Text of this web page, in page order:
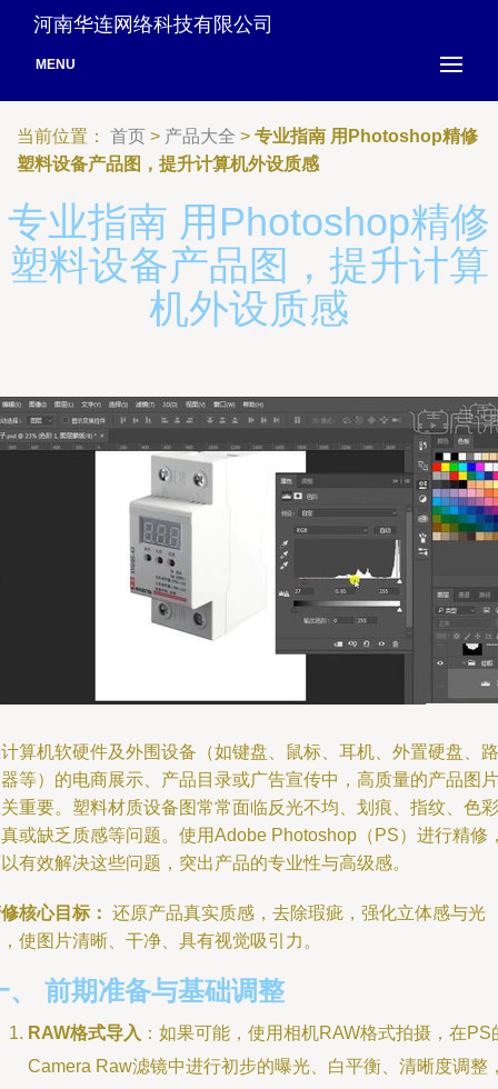
河南华连网络科技有限公司
MENU
当前位置： 首页 > 产品大全 > 专业指南 用Photoshop精修
塑料设备产品图，提升计算机外设质感
专业指南 用Photoshop精修
塑料设备产品图，提升计算
机外设质感
算机软硬件及外围设备（如键盘、鼠标、耳机、外置硬盘、路
等）的电商展示、产品目录或广告宣传中，高质量的产品图片
重要。塑料材质设备图常常面临反光不均、划痕、指纹、色彩
或缺乏质感等问题。使用Adobe Photoshop（PS）进行精修
有效解决这些问题，突出产品的专业性与高级感。
核心目标： 还原产品真实质感，去除瑕疵，强化立体感与光
使图片清晰、干净、具有视觉吸引力。
、 前期准备与基础调整
RAW格式导入 ：如果可能，使用相机RAW格式拍摄，在PS
Camera Raw滤镜中进行初步的曝光、白平衡、清晰度调整